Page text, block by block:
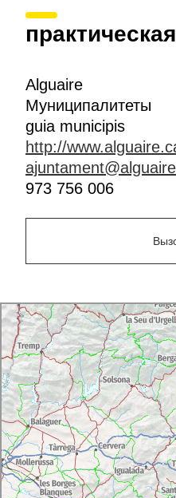
Alguaire
Муниципалитеты
guia municipis
http://
973 756 006